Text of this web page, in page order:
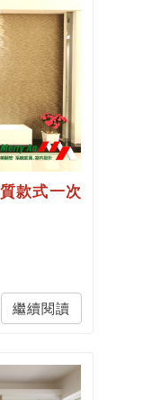
款式一次
繼續閱讀